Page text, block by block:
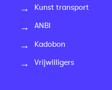
Kunst transport
ANBI
Kadobon
Vrijwilligers